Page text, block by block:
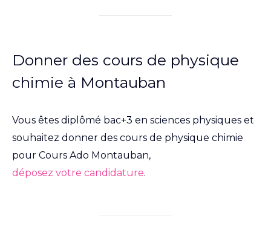
Donner des cours de physique
chimie à Montauban
Vous êtes diplômé bac+3 en sciences physiques et
souhaitez donner des cours de physique chimie
pour Cours Ado Montauban,
déposez votre candidature.